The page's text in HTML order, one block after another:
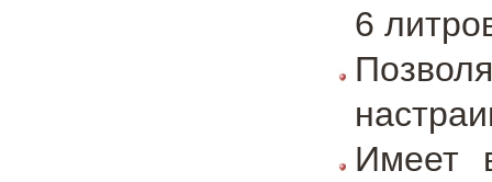
6
Имеет